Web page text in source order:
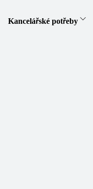
Kancelářské potřeby